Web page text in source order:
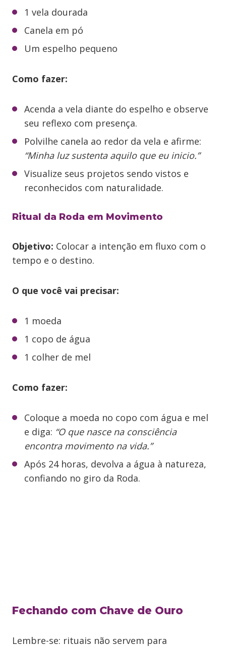
1 vela dourada
Canela em pó
Um espelho pequeno
Como fazer:
Acenda a vela diante do espelho e observe
seu reflexo com presença.
Polvilhe canela ao redor da vela e afirme:
“Minha luz sustenta aquilo que eu inicio.”
Visualize seus projetos sendo vistos e
reconhecidos com naturalidade.
Ritual da Roda em Movimento
Objetivo: Colocar a intenção em fluxo com o
tempo e o destino.
O que você vai precisar:
1 moeda
1 copo de água
1 colher de mel
Como fazer:
Coloque a moeda no copo com água e mel
e diga: “O que nasce na consciência
encontra movimento na vida.”
Após 24 horas, devolva a água à natureza,
confiando no giro da Roda.
Fechando com Chave de Ouro
Lembre-se: rituais não servem para